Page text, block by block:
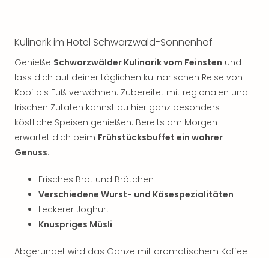
Kulinarik im Hotel Schwarzwald-Sonnenhof
Genieße Schwarzwälder Kulinarik vom Feinsten und
lass dich auf deiner täglichen kulinarischen Reise von
Kopf bis Fuß verwöhnen. Zubereitet mit regionalen und
frischen Zutaten kannst du hier ganz besonders
köstliche Speisen genießen. Bereits am Morgen
erwartet dich beim Frühstücksbuffet ein wahrer
Genuss:
Frisches Brot und Brötchen
Verschiedene Wurst- und Käsespezialitäten
Leckerer Joghurt
Knuspriges Müsli
Abgerundet wird das Ganze mit aromatischem Kaffee